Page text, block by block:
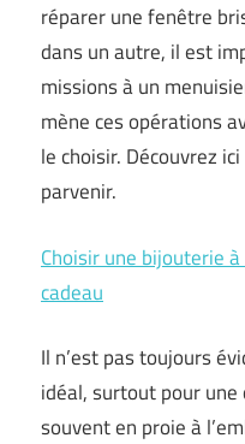
réparer une fenêtre
dans un autre, il est
missions à un
mène ces opérations
le choisir. Découvrez
parvenir.
Choisir une bijouterie
cadeau
Il n’est pas toujours
idéal, surtout pour une
souvent en proie à